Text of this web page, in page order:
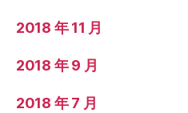
2018 年 11 月
2018 年 9 月
2018 年 7 月